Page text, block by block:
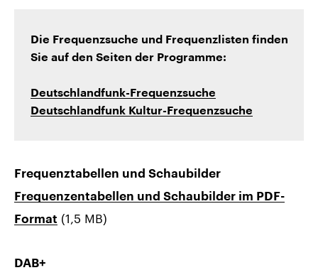
Die Frequenzsuche und Frequenzlisten finden
Sie auf den Seiten der Programme:
Deutschlandfunk-Frequenzsuche
Deutschlandfunk Kultur-Frequenzsuche
Frequenztabellen und Schaubilder
Frequenzentabellen und Schaubilder im PDF-
Format (1,5 MB)
DAB+